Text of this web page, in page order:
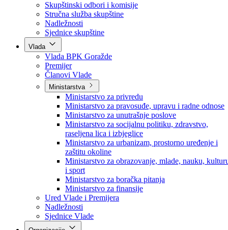
Poslanici po strankama
Poslanici po klubovima naroda
Kolegij skupštine
Skupštinski odbori i komisije
Stručna služba skupštine
Nadležnosti
Sjednice skupštine
Vlada
Vlada BPK Goražde
Premijer
Članovi Vlade
Ministarstva
Ministarstvo za privredu
Ministarstvo za pravosuđe, upravu i radne odnose
Ministarstvo za unutrašnje poslove
Ministarstvo za socijalnu politiku, zdravstvo,
raseljena lica i izbjeglice
Ministarstvo za urbanizam, prostorno uređenje i
zaštitu okoline
Ministarstvo za obrazovanje, mlade, nauku,
i sport
Ministarstvo za boračka pitanja
Ministarstvo za finansije
Ured Vlade i Premijera